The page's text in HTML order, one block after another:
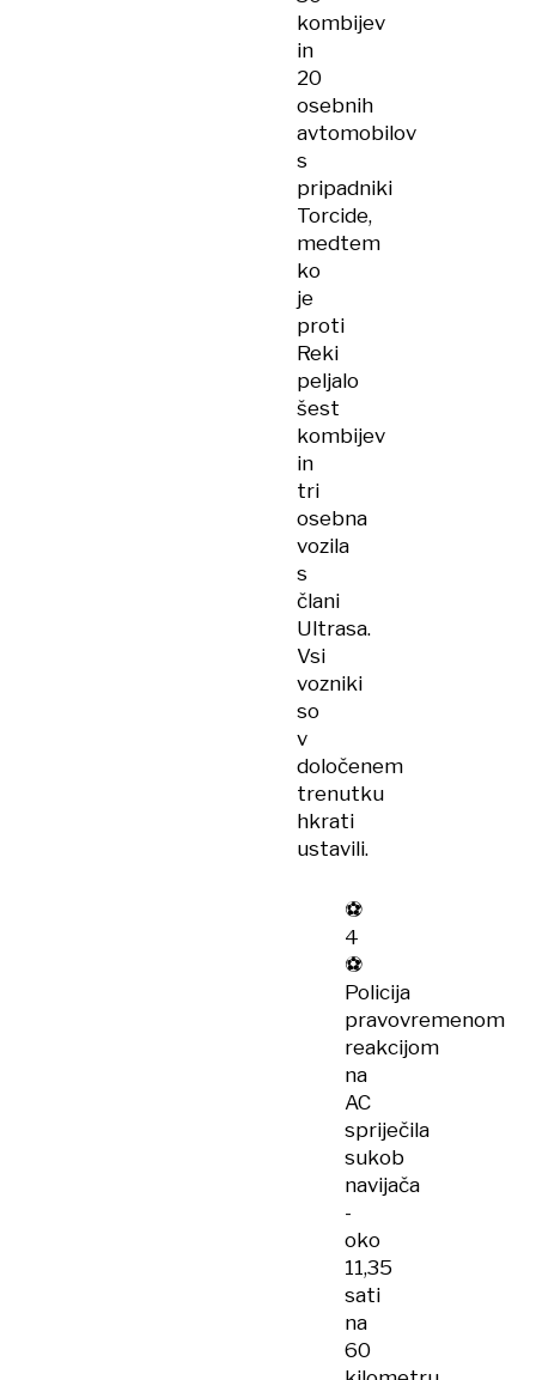
kombijev
in
20
osebnih
avtomobilov
s
pripadniki
Torcide,
medtem
ko
je
proti
Reki
peljalo
šest
kombijev
in
tri
osebna
vozila
s
člani
Ultrasa.
Vsi
vozniki
so
v
določenem
trenutku
hkrati
ustavili.
⚽️
4
⚽️
Policija
pravovremenom
reakcijom
na
AC
spriječila
sukob
navijača
-
oko
11,35
sati
na
60